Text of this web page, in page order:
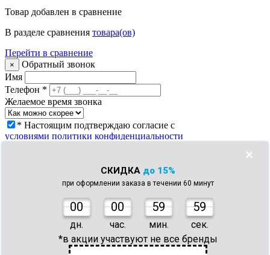
СКИДКА до 15%
при оформлении заказа в течении 60 минут
00
дн.
00
час.
59
мин.
59
сек.
*в акции участвуют не все бренды
×
Товар добавлен в сравнение
В разделе сравнения товара(ов)
Перейти в сравнение
×
Обратный звонок
Имя
Телефон *
Желаемое время звонка
* Настоящим подтверждаю согласие с
условиями политики конфиденциальности
Номер заказа *
* Настоящим подтверждаю согласие с
условиями политики конфиденциальности
Узнать статус заказа
Спасибо!